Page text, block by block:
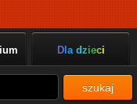
Dla dzieci
szukaj